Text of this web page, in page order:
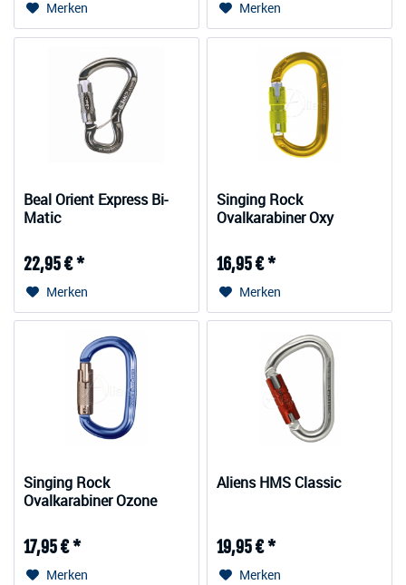
Merken Merken
Beal Orient Express Bi-
Matic
22,95 € *
Merken
Singing Rock
Ovalkarabiner Oxy
16,95 € *
Merken
Singing Rock
Ovalkarabiner Ozone
17,95 € *
Merken
Aliens HMS Classic
19,95 € *
Merken